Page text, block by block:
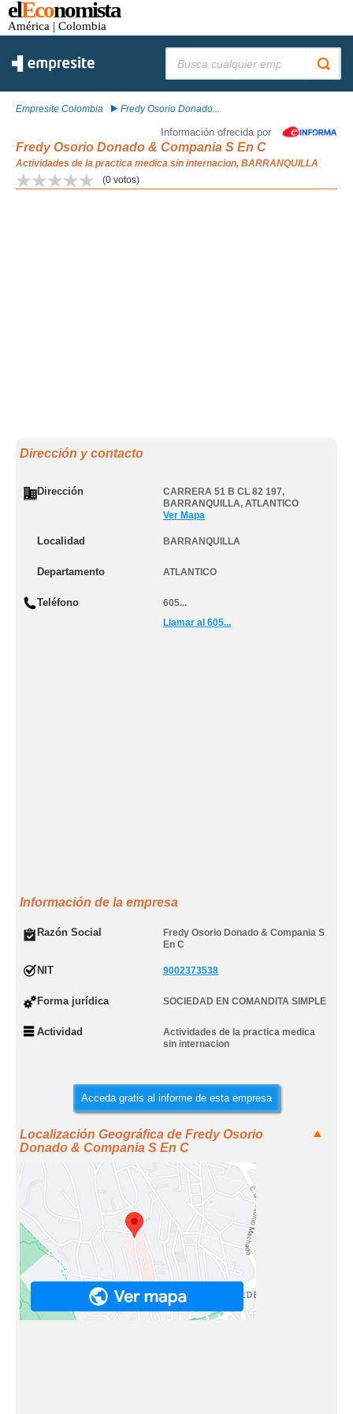
elEconomista
América | Colombia
Empresite Colombia Fredy Osorio Donado...
Información ofrecida por
Fredy Osorio Donado & Compania S En C
Actividades de la practica medica sin internacion, BARRANQUILLA
(0 votos)
Dirección y contacto
Dirección CARRERA 51 B CL 82 197,
BARRANQUILLA, ATLANTICO
Ver Mapa
Localidad BARRANQUILLA
Departamento ATLANTICO
Teléfono
605...
Llamar al 605...
Información de la empresa
Razón Social
Fredy Osorio Donado & Compania S
En C
NIT 9002373538
Forma jurídica SOCIEDAD EN COMANDITA SIMPLE
Actividad
Actividades de la practica medica
sin internacion
Acceda gratis al informe de esta empresa
Localización Geográfica de Fredy Osorio
Donado & Compania S En C